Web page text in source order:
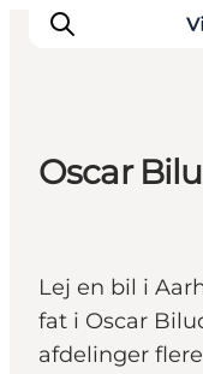
Aktiviteter
Overnatting
Planlegg
Oscar
Lej en bil i
fat i Oscar
afdelinger